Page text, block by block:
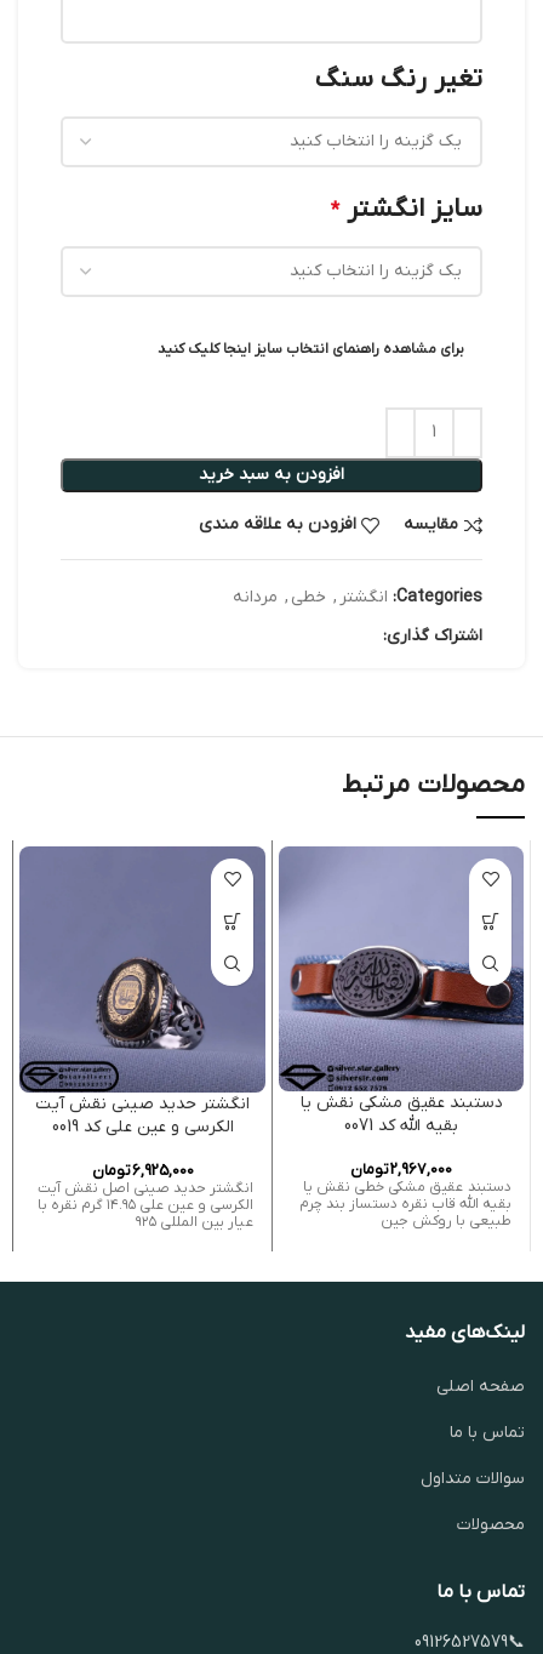
تغیر رنگ سنگ
سایز انگشتر*
برای مشاهده راهنمای انتخاب سایز اینجا کلیک کنید
افزودن به سبد خرید
مقایسه افزودن به علاقه مندی
Categories: انگشتر , خطی , مردانه
اشتراک گذاری:
محصولات مرتبط
دستبند عقیق مشکی نقش یا
بقیه الله کد 0071
2,967,000تومان
دستبند عقیق مشکی خطی نقش یا
بقیه الله قاب نقره دستساز بند چرم
طبیعی با روکش جین
انگشتر حدید صینی نقش آیت
الکرسی و عین علی کد 0019
6,925,000تومان
انگشتر حدید صینی اصل نقش آیت
الکرسی و عین علی ۱۴.۹۵ گرم نقره با
عیار بین المللی ۹۲۵
لینک‌های مفید
صفحه اصلی
تماس با ما
سوالات متداول
محصولات
تماس با ما
📞09126527579